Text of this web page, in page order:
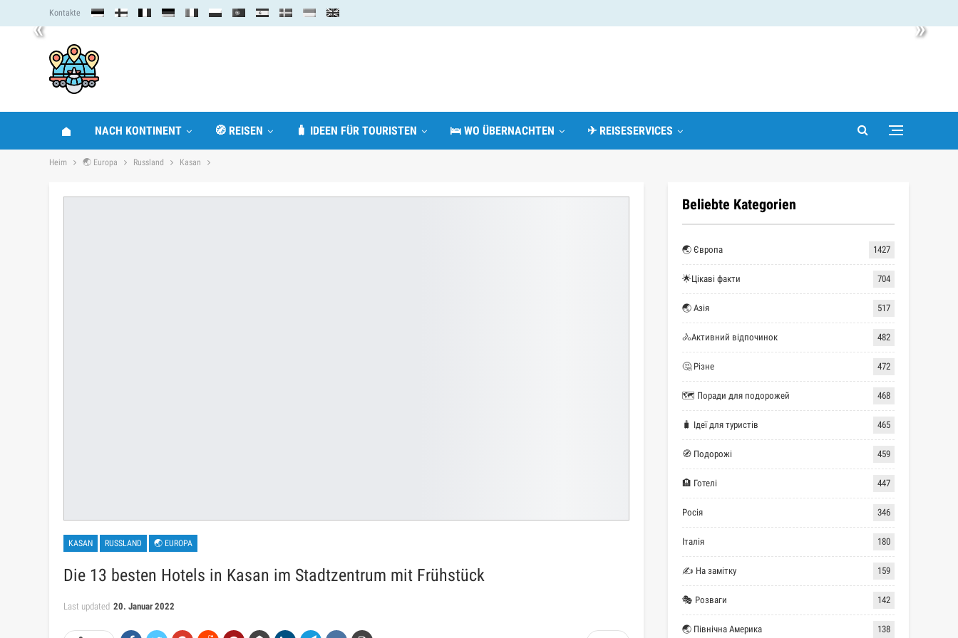
« »
Kontakte
NACH KONTINENT 🧭 REISEN 🧳 IDEEN FÜR TOURISTEN 🛌 WO ÜBERNACHTEN ✈ REISESERVICES
Heim 🌏 Europa Russland Kasan
KASAN RUSSLAND 🌏 EUROPA
Die 13 besten Hotels in Kasan im Stadtzentrum mit Frühstück
Last updated 20. Januar 2022
Beliebte Kategorien
🌏 Європа 1427
🌟Цікаві факти 704
🌏 Азія 517
🚴Активний відпочинок 482
🤔 Різне 472
🗺 Поради для подорожей 468
🧳 Ідеї для туристів 465
🧭 Подорожі 459
🏨 Готелі 447
Росія 346
Італія 180
✍ На замітку 159
🎭 Розваги 142
🌏 Північна Америка 138